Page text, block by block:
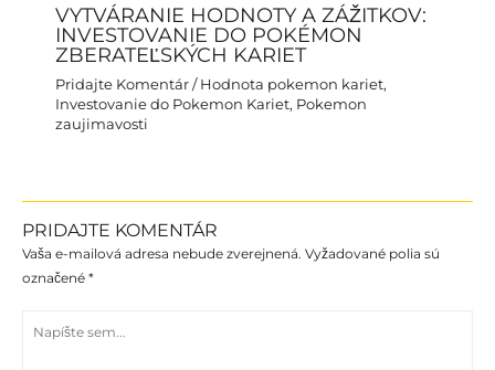
VYTVÁRANIE HODNOTY A ZÁŽITKOV:
INVESTOVANIE DO POKÉMON
ZBERATEĽSKÝCH KARIET
Pridajte Komentár / Hodnota pokemon kariet,
Investovanie do Pokemon Kariet, Pokemon
zaujimavosti
PRIDAJTE KOMENTÁR
Vaša e-mailová adresa nebude zverejnená. Vyžadované polia sú
označené *
sem...